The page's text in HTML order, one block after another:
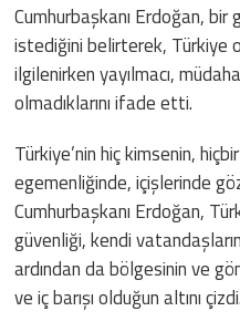
Cumhurbaşkanı Erdoğan, bir
istediğini belirterek,
ilgilenirken yayılmacı,
olmadıklarını ifade etti.
Türkiye’nin hiç kimsenin,
egemenliğinde, içişlerinde
Cumhurbaşkanı Erdoğan,
güvenliği, kendi
ardından da bölgesinin ve
ve iç barışı olduğun altını çizdi.